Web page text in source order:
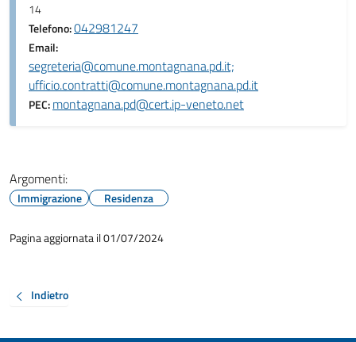
14
Telefono:042981247
Email:
segreteria@comune.montagnana.pd.it;
ufficio.contratti@comune.montagnana.pd.it
PEC:montagnana.pd@cert.ip-veneto.net
Argomenti:
Immigrazione Residenza
Pagina aggiornata il 01/07/2024
Indietro